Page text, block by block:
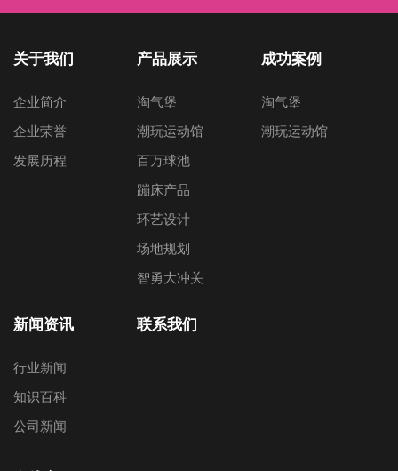
关于我们
企业简介
企业荣誉
发展历程
产品展示
淘气堡
潮玩运动馆
百万球池
蹦床产品
环艺设计
场地规划
智勇大冲关
成功案例
淘气堡
潮玩运动馆
新闻资讯
行业新闻
知识百科
公司新闻
联系我们